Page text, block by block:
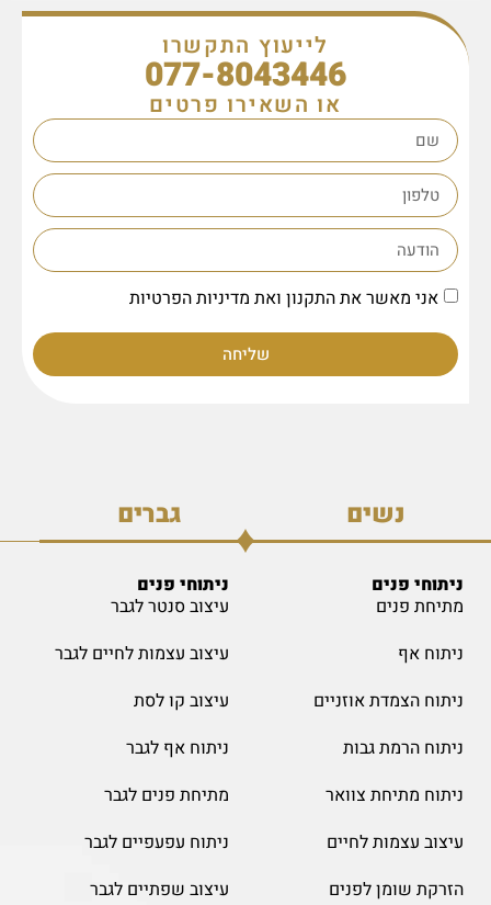
לייעוץ התקשרו
077-8043446
או השאירו פרטים
אני מאשר את התקנון ואת מדיניות הפרטיות
שליחה
גברים נשים
ניתוחי פנים
מתיחת פנים
ניתוח אף
ניתוח הצמדת אוזניים
ניתוח הרמת גבות
ניתוח מתיחת צוואר
עיצוב עצמות לחיים
הזרקת שומן לפנים
ניתוחי פנים
עיצוב סנטר לגבר
עיצוב עצמות לחיים לגבר
עיצוב קו לסת
ניתוח אף לגבר
מתיחת פנים לגבר
ניתוח עפעפיים לגבר
עיצוב שפתיים לגבר